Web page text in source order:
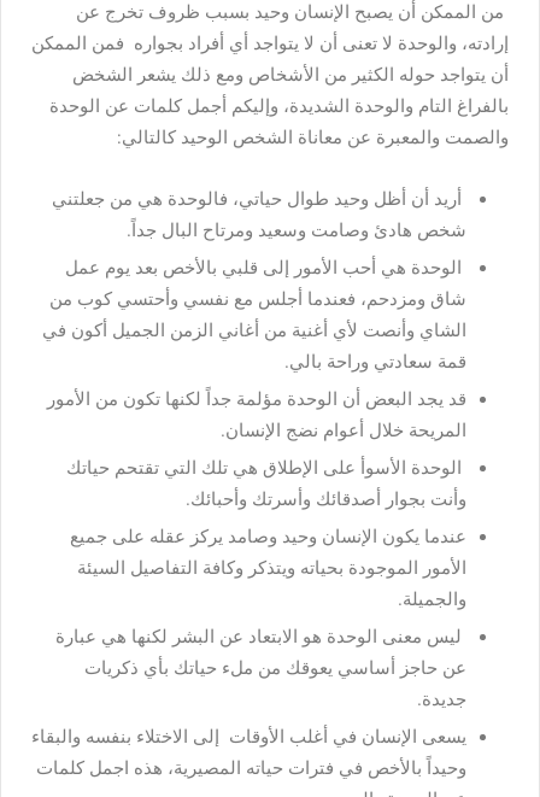
من الممكن أن يصبح الإنسان وحيد بسبب ظروف تخرج عن
إرادته، والوحدة لا تعنى أن لا يتواجد أي أفراد بجواره فمن الممكن
أن يتواجد حوله الكثير من الأشخاص ومع ذلك يشعر الشخض
بالفراغ التام والوحدة الشديدة، وإليكم أجمل كلمات عن الوحدة
والصمت والمعبرة عن معاناة الشخص الوحيد كالتالي:
أريد أن أظل وحيد طوال حياتي، فالوحدة هي من جعلتني
شخص هادئ وصامت وسعيد ومرتاح البال جداً.
الوحدة هي أحب الأمور إلى قلبي بالأخص بعد يوم عمل
شاق ومزدحم، فعندما أجلس مع نفسي وأحتسي كوب من
الشاي وأنصت لأي أغنية من أغاني الزمن الجميل أكون في
قمة سعادتي وراحة بالي.
قد يجد البعض أن الوحدة مؤلمة جداً لكنها تكون من الأمور
المريحة خلال أعوام نضج الإنسان.
الوحدة الأسوأ على الإطلاق هي تلك التي تقتحم حياتك
وأنت بجوار أصدقائك وأسرتك وأحبائك.
عندما يكون الإنسان وحيد وصامد يركز عقله على جميع
الأمور الموجودة بحياته ويتذكر وكافة التفاصيل السيئة
والجميلة.
ليس معنى الوحدة هو الابتعاد عن البشر لكنها هي عبارة
عن حاجز أساسي يعوقك من ملء حياتك بأي ذكريات
جديدة.
يسعى الإنسان في أغلب الأوقات إلى الاختلاء بنفسه والبقاء
وحيداً بالأخص في فترات حياته المصيرية، هذه اجمل كلمات